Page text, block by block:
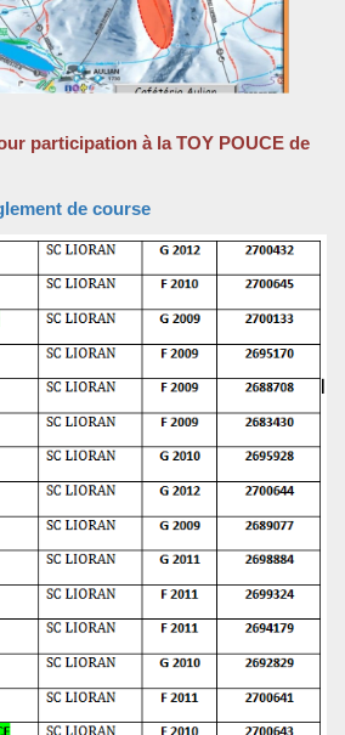
participation à la TOY POUCE de
de course